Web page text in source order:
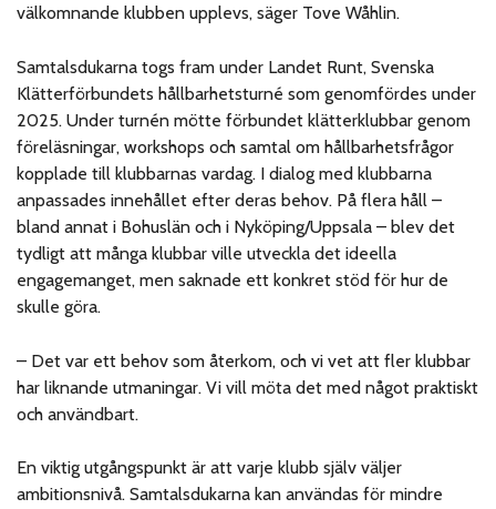
välkomnande klubben upplevs, säger Tove Wåhlin.
Samtalsdukarna togs fram under Landet Runt, Svenska
Klätterförbundets hållbarhetsturné som genomfördes under
2025. Under turnén mötte förbundet klätterklubbar genom
föreläsningar, workshops och samtal om hållbarhetsfrågor
kopplade till klubbarnas vardag. I dialog med klubbarna
anpassades innehållet efter deras behov. På flera håll –
bland annat i Bohuslän och i Nyköping/Uppsala – blev det
tydligt att många klubbar ville utveckla det ideella
engagemanget, men saknade ett konkret stöd för hur de
skulle göra.
– Det var ett behov som återkom, och vi vet att fler klubbar
har liknande utmaningar. Vi vill möta det med något praktiskt
och användbart.
En viktig utgångspunkt är att varje klubb själv väljer
ambitionsnivå. Samtalsdukarna kan användas för mindre